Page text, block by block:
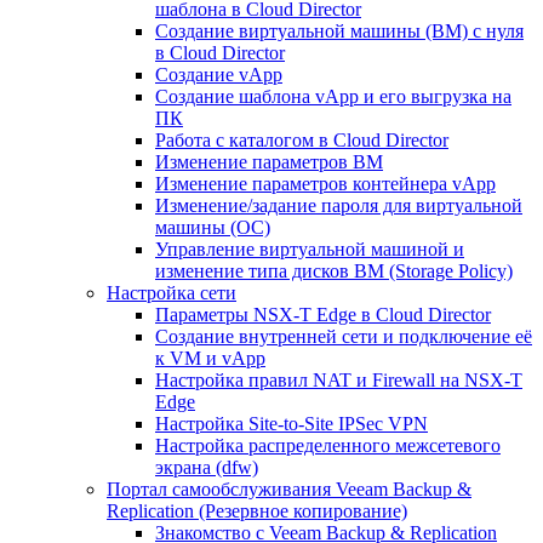
шаблона в Cloud Director
Создание виртуальной машины (ВМ) с нуля
в Cloud Director
Создание vApp
Создание шаблона vApp и его выгрузка на
ПК
Работа с каталогом в Cloud Director
Изменение параметров ВМ
Изменение параметров контейнера vApp
Изменение/задание пароля для виртуальной
машины (ОС)
Управление виртуальной машиной и
изменение типа дисков ВМ (Storage Policy)
Настройка сети
Параметры NSX-T Edge в Cloud Director
Создание внутренней сети и подключение её
к VM и vApp
Настройка правил NAT и Firewall на NSX-T
Edge
Настройка Site-to-Site IPSec VPN
Настройка распределенного межсетевого
экрана (dfw)
Портал самообслуживания Veeam Backup &
Replication (Резервное копирование)
Знакомство с Veeam Backup & Replication